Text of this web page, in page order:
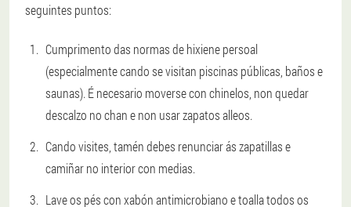
seguintes puntos:
Cumprimento das normas de hixiene persoal
(especialmente cando se visitan piscinas públicas, baños e
saunas). É necesario moverse con chinelos, non quedar
descalzo no chan e non usar zapatos alleos.
Cando visites, tamén debes renunciar ás zapatillas e
camiñar no interior con medias.
Lave os pés con xabón antimicrobiano e toalla todos os